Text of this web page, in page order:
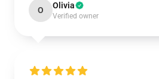
O Olivia
Verified owner